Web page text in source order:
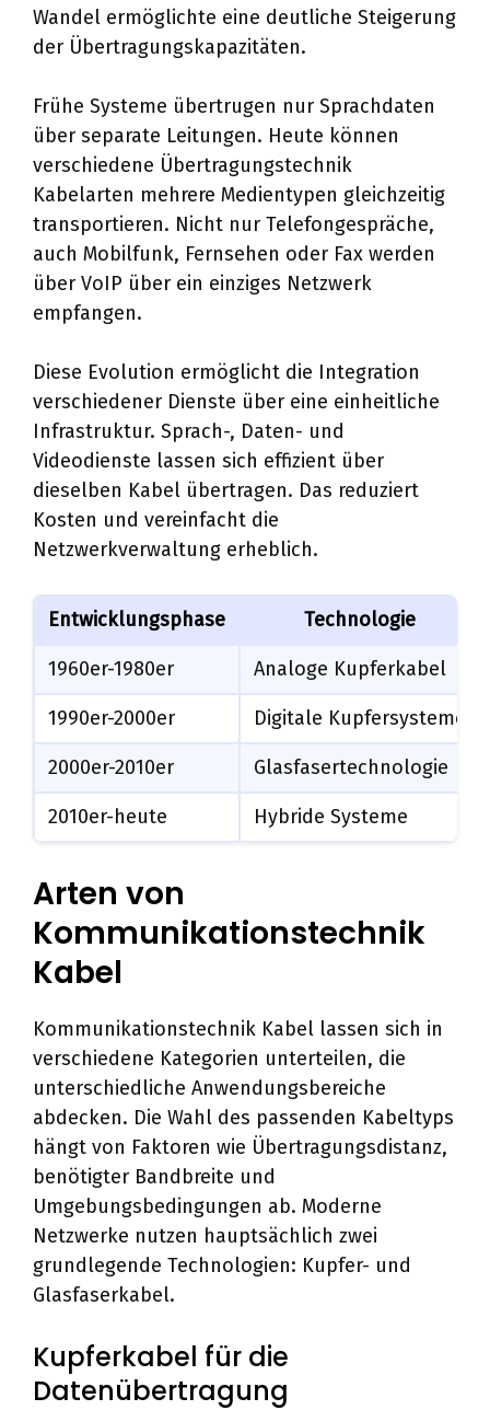
Wandel ermöglichte eine deutliche Steigerung
der Übertragungskapazitäten.
Frühe Systeme übertrugen nur Sprachdaten
über separate Leitungen. Heute können
verschiedene Übertragungstechnik
Kabelarten mehrere Medientypen gleichzeitig
transportieren. Nicht nur Telefongespräche,
auch Mobilfunk, Fernsehen oder Fax werden
über VoIP über ein einziges Netzwerk
empfangen.
Diese Evolution ermöglicht die Integration
verschiedener Dienste über eine einheitliche
Infrastruktur. Sprach-, Daten- und
Videodienste lassen sich effizient über
dieselben Kabel übertragen. Das reduziert
Kosten und vereinfacht die
Netzwerkverwaltung erheblich.
Entwicklungsphase Technologie
1960er-1980er Analoge Kupferkabel
1990er-2000er Digitale Kupfersysteme
2000er-2010er Glasfasertechnologie
2010er-heute Hybride Systeme
Arten von
Kommunikationstechnik
Kabel
Kommunikationstechnik Kabel lassen sich in
verschiedene Kategorien unterteilen, die
unterschiedliche Anwendungsbereiche
abdecken. Die Wahl des passenden Kabeltyps
hängt von Faktoren wie Übertragungsdistanz,
benötigter Bandbreite und
Umgebungsbedingungen ab. Moderne
Netzwerke nutzen hauptsächlich zwei
grundlegende Technologien: Kupfer- und
Glasfaserkabel.
Kupferkabel für die
Datenübertragung